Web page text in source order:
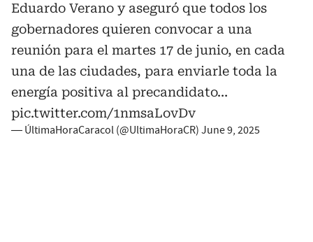
Eduardo Verano y aseguró que todos los
gobernadores quieren convocar a una
reunión para el martes 17 de junio, en cada
una de las ciudades, para enviarle toda la
energía positiva al precandidato…
pic.twitter.com/1nmsaLovDv
— ÚltimaHoraCaracol (@UltimaHoraCR) June 9, 2025